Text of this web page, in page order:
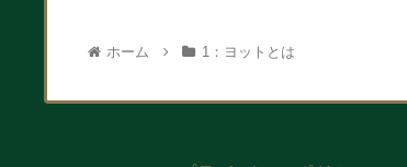
ホーム 1：ヨットとは